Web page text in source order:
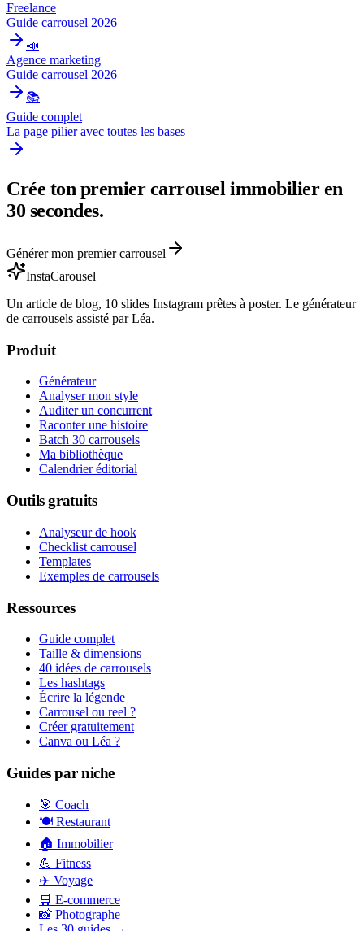
Freelance
Guide carrousel 2026
📣
Agence marketing
Guide carrousel 2026
📚
Guide complet
La page pilier avec toutes les bases
Crée ton premier carrouselimmobilieren
30 secondes.
Générer mon premier carrousel
InstaCarousel
Un article de blog, 10 slides Instagram prêtes à poster. Le générateur
de carrousels assisté par Léa.
Produit
Générateur
Analyser mon style
Auditer un concurrent
Raconter une histoire
Batch 30 carrousels
Ma bibliothèque
Calendrier éditorial
Outils gratuits
Analyseur de hook
Checklist carrousel
Templates
Exemples de carrousels
Ressources
Guide complet
Taille & dimensions
40 idées de carrousels
Les hashtags
Écrire la légende
Carrousel ou reel ?
Créer gratuitement
Canva ou Léa ?
Guides par niche
🎯 Coach
🍽️ Restaurant
🏠 Immobilier
💪 Fitness
✈️ Voyage
🛒 E-commerce
📸 Photographe